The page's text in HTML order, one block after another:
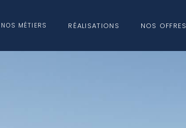
NOS MÉTIERS RÉALISATIONS NOS OFFRES